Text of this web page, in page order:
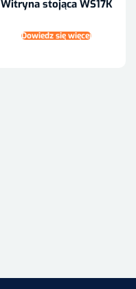
Witryna stojąca WS17K
Dowiedz się więcej